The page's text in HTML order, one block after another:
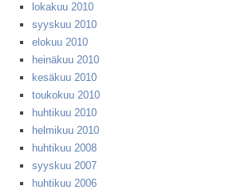
lokakuu 2010
syyskuu 2010
elokuu 2010
heinäkuu 2010
kesäkuu 2010
toukokuu 2010
huhtikuu 2010
helmikuu 2010
huhtikuu 2008
syyskuu 2007
huhtikuu 2006